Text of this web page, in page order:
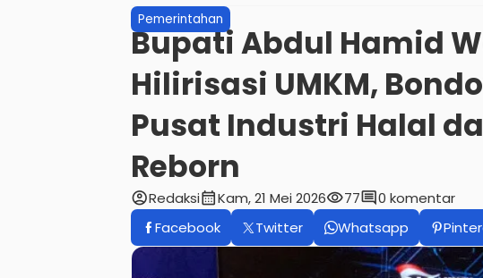
Pemerintahan
Bupati Abdul Hamid
Hilirisasi UMKM,
Pusat Industri Halal
Reborn
account_circleRedaksicalendar_monthKam, 21 Mei 2026visibility77comment0 komentar
Facebook
Twitter Whatsapp